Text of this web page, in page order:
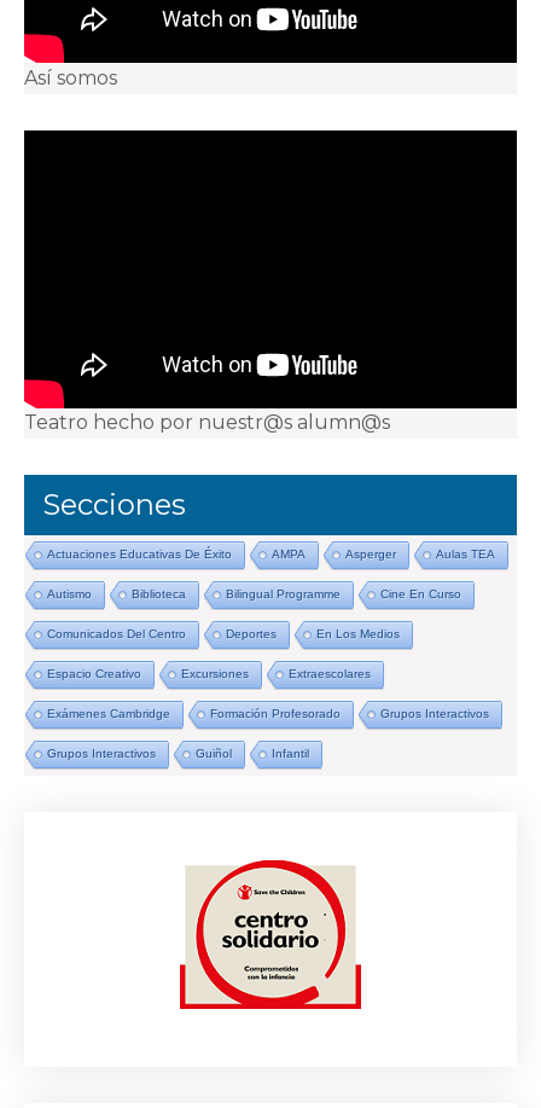
Así somos
Teatro hecho por nuestr@s alumn@s
Secciones
Actuaciones Educativas De Éxito AMPA Asperger Aulas TEA
Autismo Biblioteca Bilingual Programme Cine En Curso
Comunicados Del Centro Deportes En Los Medios
Espacio Creativo Excursiones Extraescolares
Exámenes Cambridge Formación Profesorado Grupos Interactivos
Grupos Interactivos Guiñol Infantil